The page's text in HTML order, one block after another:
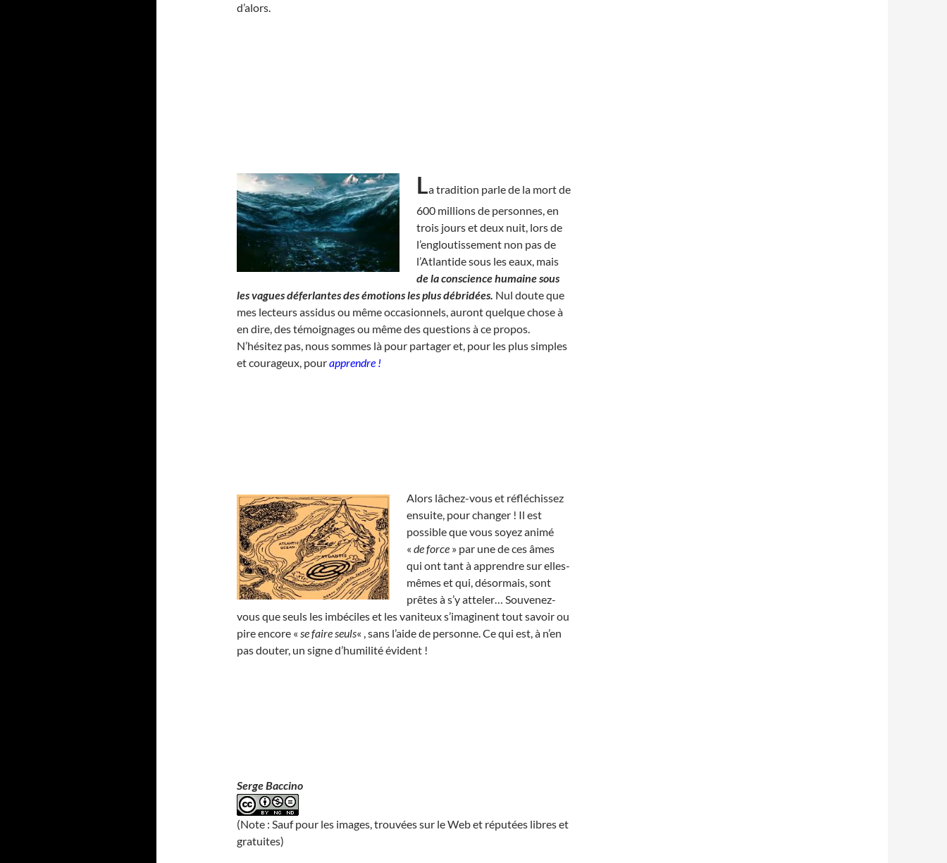
d’alors.
La tradition parle de la mort de
600 millions de personnes, en
trois jours et deux nuit, lors de
l’engloutissement non pas de
l’Atlantide sous les eaux, mais
de la conscience humaine sous
les vagues déferlantes des émotions les plus débridées. Nul doute que
mes lecteurs assidus ou même occasionnels, auront quelque chose à
en dire, des témoignages ou même des questions à ce propos.
N’hésitez pas, nous sommes là pour partager et, pour les plus simples
et courageux, pourapprendre !
Alors lâchez-vous et réfléchissez
ensuite, pour changer ! Il est
possible que vous soyez animé
« de force » par une de ces âmes
qui ont tant à apprendre sur elles-
mêmes et qui, désormais, sont
prêtes à s’y atteler… Souvenez-
vous que seuls les imbéciles et les vaniteux s’imaginent tout savoir ou
pire encore « se faire seuls« , sans l’aide de personne. Ce qui est, à n’en
pas douter, un signe d’humilité évident !
Serge Baccino
(Note : Sauf pour les images, trouvées sur le Web et réputées libres et
gratuites)